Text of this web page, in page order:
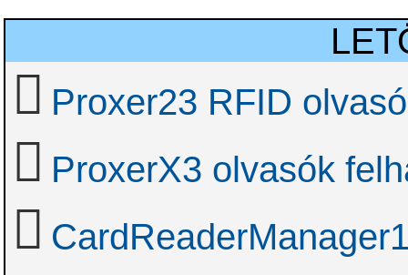
Proxer23 RFID
ProxerX3 olvasók